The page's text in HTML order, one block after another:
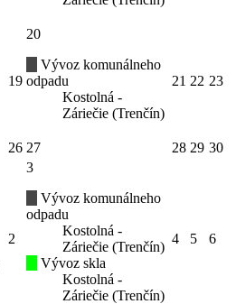
19
20
Vývoz komunálneho
odpadu
Kostolná -
Záriečie (Trenčín)
21 22 23
26 27 28 29 30
2
3
Vývoz komunálneho
odpadu
Kostolná -
Záriečie (Trenčín)
Vývoz skla
Kostolná -
Záriečie (Trenčín)
4 5 6